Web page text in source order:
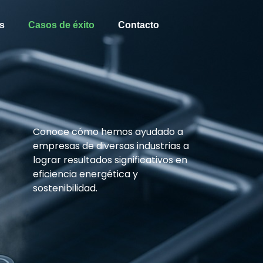
Casos de éxito Contacto
Conoce cómo hemos ayudado a
empresas de diversas industrias a
lograr resultados significativos en
eficiencia energética y
sostenibilidad.